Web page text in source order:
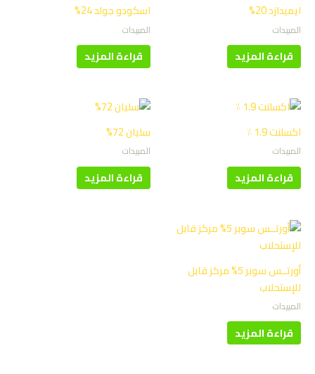
ايميدازد 20%
المبيدات
قراءة المزيد
اسكودو جولد 24%
المبيدات
قراءة المزيد
اكسلنت 1.9 ٪
المبيدات
قراءة المزيد
سليان 72%
المبيدات
قراءة المزيد
أورتــس سوبر 5% مركز قابل
للإستحلاب
المبيدات
قراءة المزيد